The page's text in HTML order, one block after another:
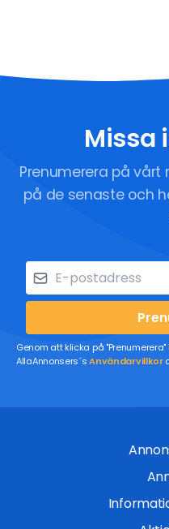
Missa
Prenumerera på
på de senaste och
Genom att klicka på
AllaAnnonsers´sAnvändarvillkor